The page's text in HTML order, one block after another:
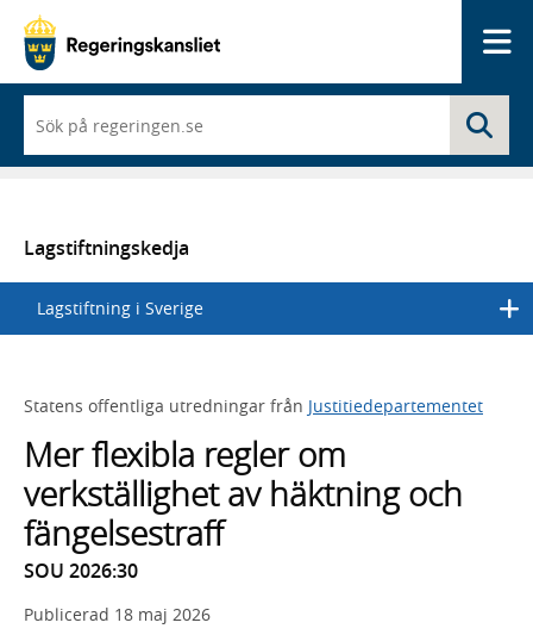
du
börjar
skriva
en
lista
med
sökförslag
Lagstiftningskedja
Lagstiftning i Sverige
Statens offentliga utredningar från Justitiedepartementet
Mer flexibla regler om
verkställighet av häktning och
fängelsestraff
SOU 2026:30
Publicerad 18 maj 2026